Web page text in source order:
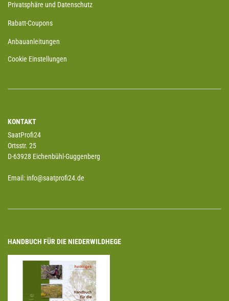
Privatsphäre und Datenschutz
Rabatt-Coupons
Anbauanleitungen
Cookie Einstellungen
KONTAKT
SaatProfi24
Ortsstr. 25
D-63928 Eichenbühl-Guggenberg
Email: info@saatprofi24.de
HANDBUCH FÜR DIE NIEDERWILDHEGE